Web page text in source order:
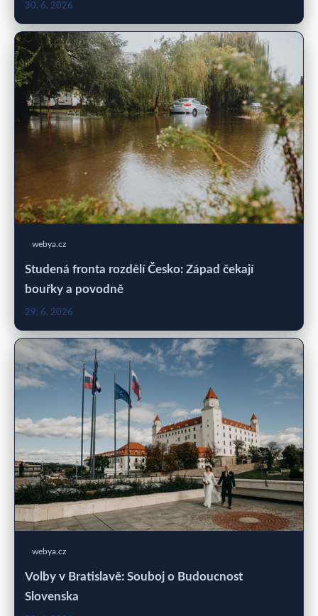
30. 6. 2026
webya.cz
Studená fronta rozdělí Česko: Západ čekají
bouřky a povodně
29. 6. 2026
webya.cz
Volby v Bratislavě: Souboj o Budoucnost
Slovenska